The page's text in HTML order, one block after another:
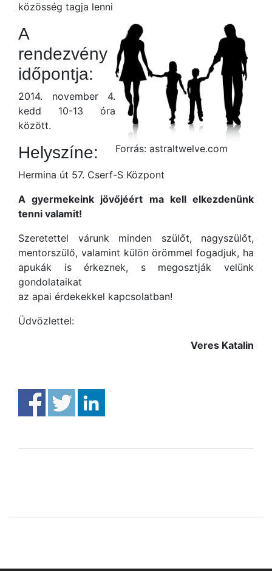
közösség tagja lenni
Forrás: astraltwelve.com
A
rendezvény
időpontja:
2014. november 4.
kedd 10-13 óra
között.
Helyszíne:
Hermina út 57. Cserf-S Központ
A gyermekeink jövőjéért ma kell elkezdenünk
tenni valamit!
Szeretettel várunk minden szülőt, nagyszülőt,
mentorszülő, valamint külön örömmel fogadjuk, ha
apukák is érkeznek, s megosztják velünk
gondolataikat
az apai érdekekkel kapcsolatban!
Üdvözlettel:
Veres Katalin